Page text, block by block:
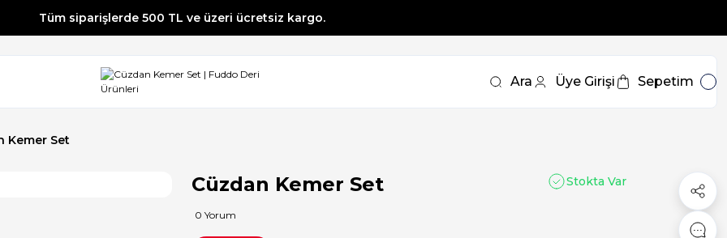
Tüm siparişlerde 500 TL ve üzeri ücretsiz kargo.
Tüm siparişlerde 500 TL ve üzeri ücretsiz kargo.
Tüm siparişlerde 500 TL ve üzeri ücretsiz kargo. Ara Üye Girişi Sepetim
Kemer Set
Cüzdan Kemer Set
0 Yorum
Stokta Var